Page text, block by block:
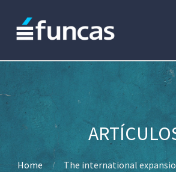
Home
The international